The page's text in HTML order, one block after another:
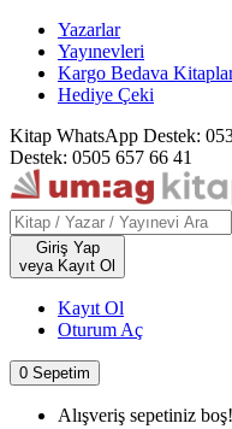
Yazarlar
Yayınevleri
Kargo Bedava
Hediye Çeki
Kitap WhatsApp Destek:
Destek: 0505 657 66 41
Giriş Yap
veya Kayıt Ol
Kayıt Ol
Oturum Aç
0 Sepetim
Alışveriş sepetiniz boş!